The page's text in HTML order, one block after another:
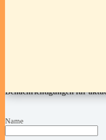
Benachrichtigungen für
Name